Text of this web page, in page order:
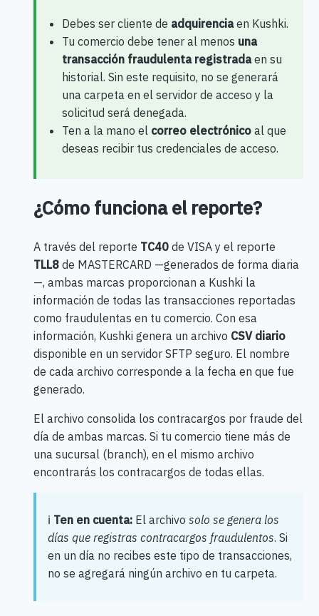
Debes ser cliente de adquirenciaen Kushki.
Tu comercio debe tener al menos una
transacción fraudulenta registradaen su
historial. Sin este requisito, no se generará
una carpeta en el servidor de acceso y la
solicitud será denegada.
Ten a la mano el correo electrónicoal que
deseas recibir tus credenciales de acceso.
¿Cómo funciona el reporte?
A través del reporte TC40de VISA y el reporte
TLL8de MASTERCARD —generados de forma diaria
—, ambas marcas proporcionan a Kushki la
información de todas las transacciones reportadas
como fraudulentas en tu comercio. Con esa
información, Kushki genera un archivo CSV diario
disponible en un servidor SFTP seguro. El nombre
de cada archivo corresponde a la fecha en que fue
generado.
El archivo consolida los contracargos por fraude del
día de ambas marcas. Si tu comercio tiene más de
una sucursal (branch), en el mismo archivo
encontrarás los contracargos de todas ellas.
ℹ️ Ten en cuenta:El archivo solo se genera los
días que registras contracargos fraudulentos. Si
en un día no recibes este tipo de transacciones,
no se agregará ningún archivo en tu carpeta.